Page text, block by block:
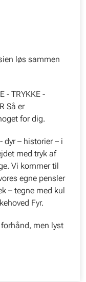
løs sammen
- TRYKKE -
Så er
for dig.
dyr – historier – i
med tryk af
Vi kommer til
egne pensler
– tegne med kul
Fyr.
men lyst